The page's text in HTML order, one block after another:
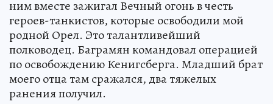
ним вместе зажигал Вечный огонь в честь
героев-танкистов, которые освободили мой
родной Орел. Это талантливейший
полководец. Баграмян командовал операцией
по освобождению Кенигсберга. Младший брат
моего отца там сражался, два тяжелых
ранения получил.